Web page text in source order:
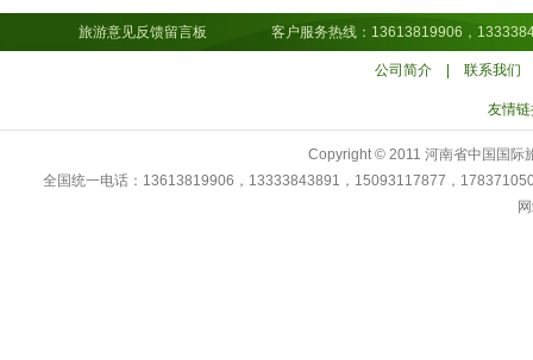
旅游意见反馈留言板 客户服务热线：13613819906，
公司简介 联系我们
友情
Copyright © 2011 河南省中国国
全国统一电话：13613819906，13333843891，15093117877，